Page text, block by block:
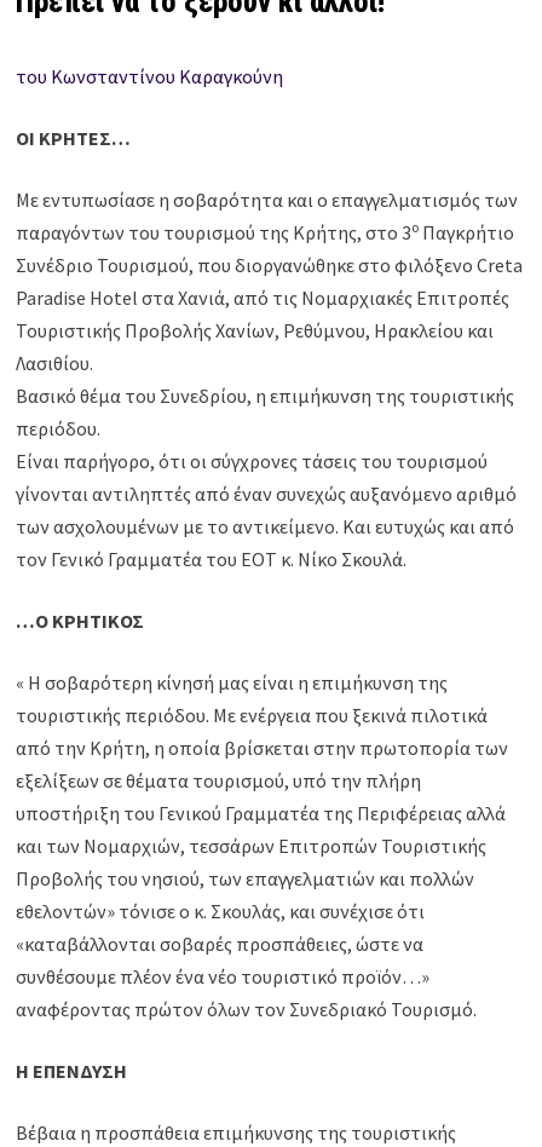
του Κωνσταντίνου Καραγκούνη
ΟΙ ΚΡΗΤΕΣ…
Με εντυπωσίασε η σοβαρότητα και ο επαγγελματισμός των
παραγόντων του τουρισμού της Κρήτης, στο 3ο Παγκρήτιο
Συνέδριο Τουρισμού, που διοργανώθηκε στο φιλόξενο Creta
Paradise Hotel στα Χανιά, από τις Νομαρχιακές Επιτροπές
Τουριστικής Προβολής Χανίων, Ρεθύμνου, Ηρακλείου και
Λασιθίου.
Βασικό θέμα του Συνεδρίου, η επιμήκυνση της τουριστικής
περιόδου.
Είναι παρήγορο, ότι οι σύγχρονες τάσεις του τουρισμού
γίνονται αντιληπτές από έναν συνεχώς αυξανόμενο αριθμό
των ασχολουμένων με το αντικείμενο. Και ευτυχώς και από
τον Γενικό Γραμματέα του ΕΟΤ κ. Νίκο Σκουλά.
…Ο ΚΡΗΤΙΚΟΣ
« Η σοβαρότερη κίνησή μας είναι η επιμήκυνση της
τουριστικής περιόδου. Με ενέργεια που ξεκινά πιλοτικά
από την Κρήτη, η οποία βρίσκεται στην πρωτοπορία των
εξελίξεων σε θέματα τουρισμού, υπό την πλήρη
υποστήριξη του Γενικού Γραμματέα της Περιφέρειας αλλά
και των Νομαρχιών, τεσσάρων Επιτροπών Τουριστικής
Προβολής του νησιού, των επαγγελματιών και πολλών
εθελοντών» τόνισε ο κ. Σκουλάς, και συνέχισε ότι
«καταβάλλονται σοβαρές προσπάθειες, ώστε να
συνθέσουμε πλέον ένα νέο τουριστικό προϊόν…»
αναφέροντας πρώτον όλων τον Συνεδριακό Τουρισμό.
Η ΕΠΕΝΔΥΣΗ
Βέβαια η προσπάθεια επιμήκυνσης της τουριστικής